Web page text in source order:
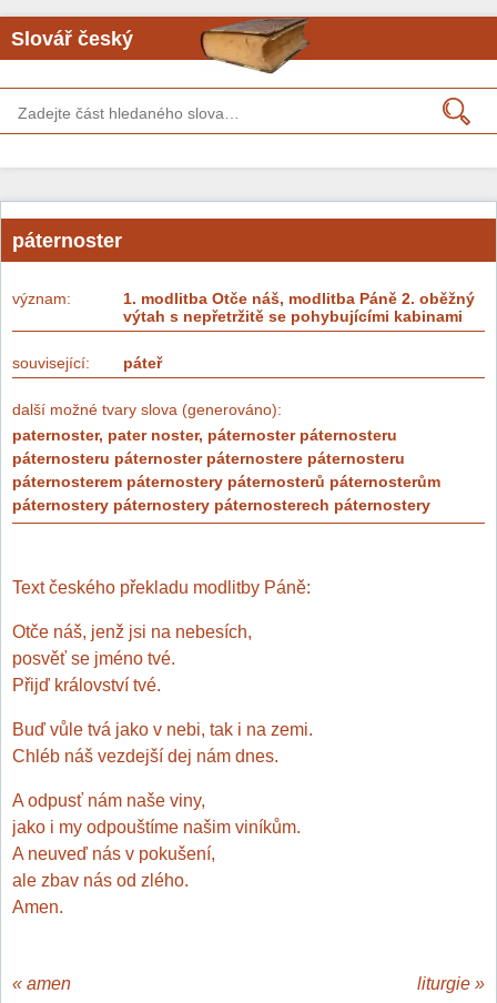
Slovář český
páternoster
význam:
1. modlitba Otče náš, modlitba Páně 2. oběžný
výtah s nepřetržitě se pohybujícími kabinami
související: páteř
další možné tvary slova (generováno):
paternoster, pater noster, páternoster páternosteru
páternosteru páternoster páternostere páternosteru
páternosterem páternostery páternosterů páternosterům
páternostery páternostery páternosterech páternostery
Text českého překladu modlitby Páně:
Otče náš, jenž jsi na nebesích,
posvěť se jméno tvé.
Přijď království tvé.
Buď vůle tvá jako v nebi, tak i na zemi.
Chléb náš vezdejší dej nám dnes.
A odpusť nám naše viny,
jako i my odpouštíme našim viníkům.
A neuveď nás v pokušení,
ale zbav nás od zlého.
Amen.
« amen liturgie »